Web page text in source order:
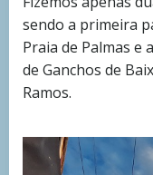
sendo a primeira
Praia de Palmas e
de Ganchos de
Ramos.